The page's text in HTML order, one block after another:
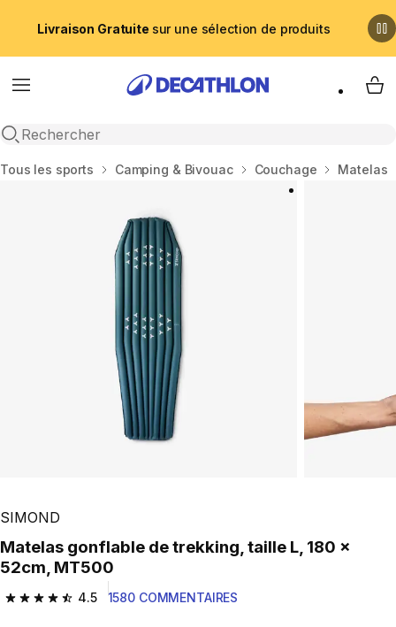
Livraison Gratuite sur une sélection de produits
Menu
Recherche ouverte
My
Accueil
Tous les sports Camping & Bivouac Couchage Matelas
SIMOND
Matelas gonflable de trekking, taille L, 180 x
52cm, MT500
4.5
4.5 out of 5 stars from 1580 reviews
1580 COMMENTAIRES